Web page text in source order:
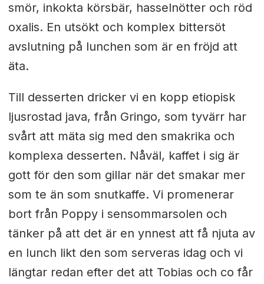
smör, inkokta körsbär, hasselnötter och röd
oxalis. En utsökt och komplex bittersöt
avslutning på lunchen som är en fröjd att
äta.
Till desserten dricker vi en kopp etiopisk
ljusrostad java, från Gringo, som tyvärr har
svårt att mäta sig med den smakrika och
komplexa desserten. Nåväl, kaffet i sig är
gott för den som gillar när det smakar mer
som te än som snutkaffe. Vi promenerar
bort från Poppy i sensommarsolen och
tänker på att det är en ynnest att få njuta av
en lunch likt den som serveras idag och vi
längtar redan efter det att Tobias och co får